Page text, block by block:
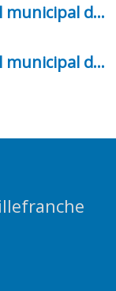
Délibérations du conseil municipal du 18 juin 2026
Procès verbal du conseil municipal du 05 juin 2026